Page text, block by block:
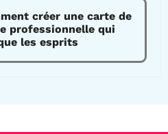
créer une carte de
professionnelle qui
les esprits